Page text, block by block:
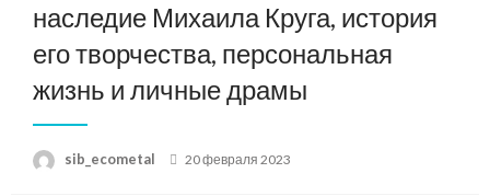
наследие Михаила Круга, история
его творчества, персональная
жизнь и личные драмы
sib_ecometal
Posted
20 февраля 2023